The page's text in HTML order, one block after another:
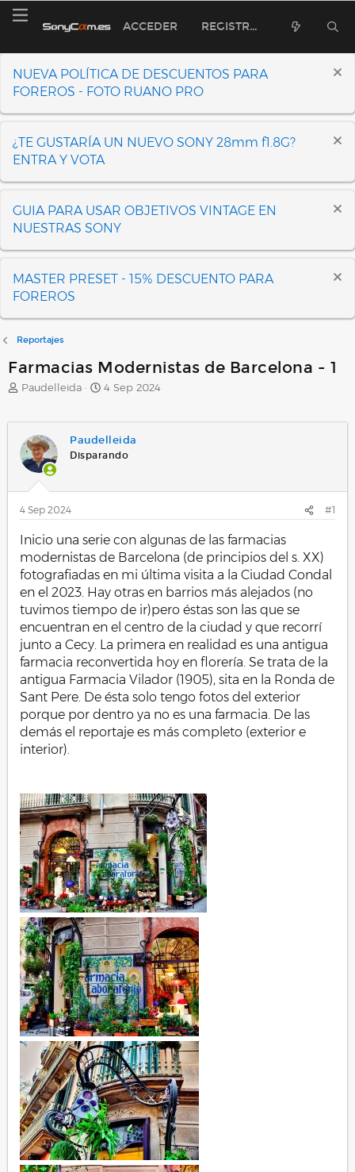
ACCEDER REGISTRARSE
NUEVA POLÍTICA DE DESCUENTOS PARA
FOREROS - FOTO RUANO PRO
¿TE GUSTARÍA UN NUEVO SONY 28mm f1.8G?
ENTRA Y VOTA
GUIA PARA USAR OBJETIVOS VINTAGE EN
NUESTRAS SONY
MASTER PRESET - 15% DESCUENTO PARA
FOREROS
Reportajes
Farmacias Modernistas de Barcelona - 1
A
r
Paudelleida
F
a
d
i
o
4 Sep 2024
Paudelleida
Disparando
4 Sep 2024 #1
Inicio una serie con algunas de las farmacias
modernistas de Barcelona (de principios del s. XX)
fotografiadas en mi última visita a la Ciudad Condal
en el 2023. Hay otras en barrios más alejados (no
tuvimos tiempo de ir)pero éstas son las que se
encuentran en el centro de la ciudad y que recorrí
junto a Cecy. La primera en realidad es una antigua
farmacia reconvertida hoy en florería. Se trata de la
antigua Farmacia Vilador (1905), sita en la Ronda de
Sant Pere. De ésta solo tengo fotos del exterior
porque por dentro ya no es una farmacia. De las
demás el reportaje es más completo (exterior e
interior).